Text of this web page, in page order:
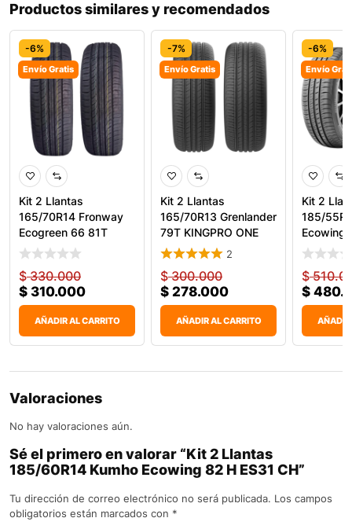
Productos similares y recomendados
-6%
Envío Gratis
Kit 2 Llantas
165/70R14 Fronway
Ecogreen 66 81T
$330.000
$ 310.000
AÑADIR AL CARRITO
-7%
Envío Gratis
Kit 2 Llantas
165/70R13 Grenlander
79T KINGPRO ONE
2
$300.000
$ 278.000
AÑADIR AL CARRITO
-6%
Envío
Kit 2
185/
Ecowing
$
$
AÑADIR
Valoraciones
No hay valoraciones aún.
Sé el primero en valorar “Kit 2 Llantas
185/60R14 Kumho Ecowing 82 H ES31 CH”
Tu dirección de correo electrónico no será publicada. Los campos
obligatorios están marcados con *